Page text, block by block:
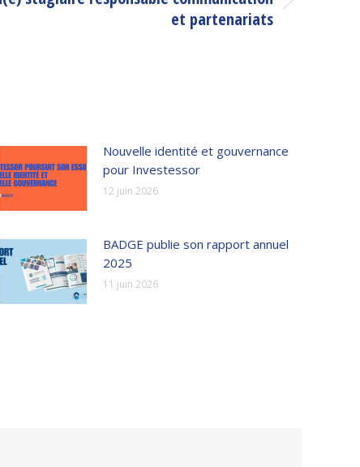
et partenariats
Nouvelle identité et gouvernance
pour Investessor
12 juin 2026
BADGE publie son rapport annuel
2025
11 juin 2026